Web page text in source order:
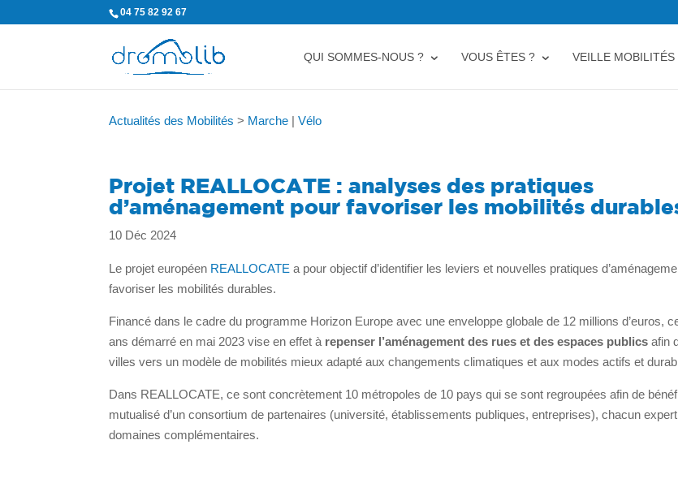
04 75 82 92 67
QUI SOMMES-NOUS ? VOUS ÊTES ? VEILLE MOBILITÉS
Actualités des Mobilités > Marche |Vélo
Projet REALLOCATE : analyses des pratiques
d’aménagement pour favoriser les mobilités
10 Déc 2024
Le projet européen REALLOCATE a pour objectif d’identifier les leviers et nouvelles pratiques
favoriser les mobilités durables.
Financé dans le cadre du programme Horizon Europe avec une enveloppe globale de 12 millions d’euros,
ans démarré en mai 2023 vise en effet à repenser l’aménagement des rues et des espaces publics afin
villes vers un modèle de mobilités mieux adapté aux changements climatiques et aux modes actifs et
Dans REALLOCATE, ce sont concrètement 10 métropoles de 10 pays qui se sont regroupées afin de
mutualisé d’un consortium de partenaires (université, établissements publiques, entreprises), chacun
domaines complémentaires.